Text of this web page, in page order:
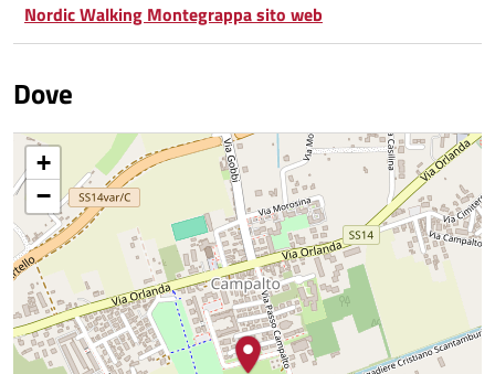
Nordic Walking Montegrappa sito web
Dove
+
−